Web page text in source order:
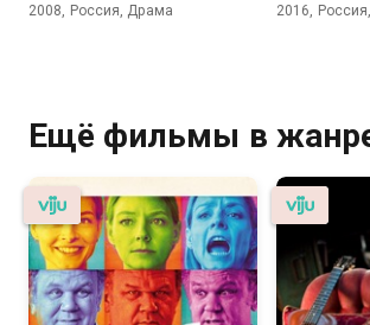
2008, Россия, Драма 2016,
Ещё фильмы в